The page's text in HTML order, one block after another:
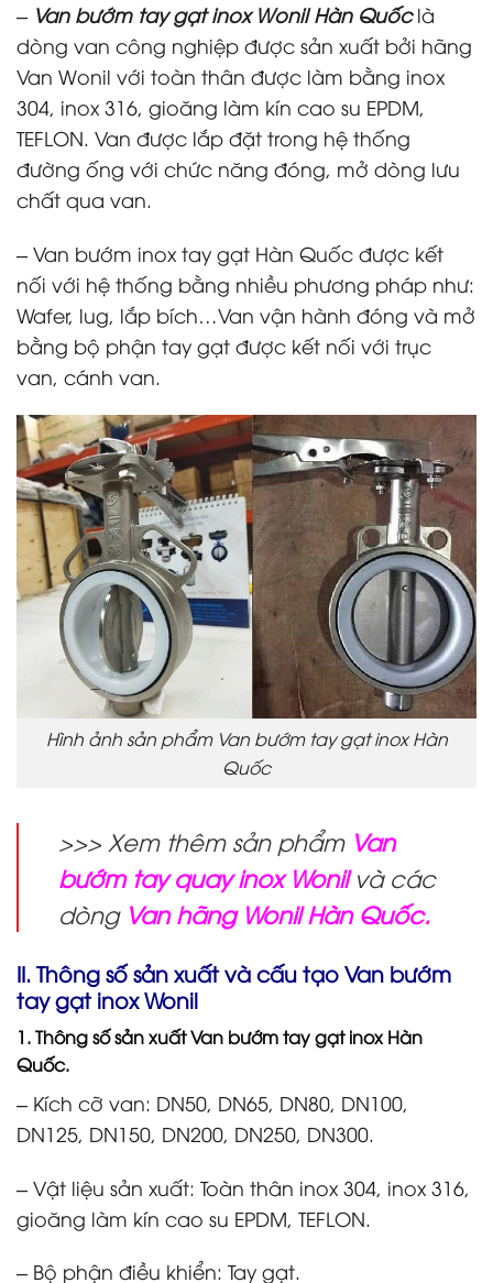
– Van bướm tay gạt inox Wonil Hàn Quốclà
dòng van công nghiệp được sản xuất bởi hãng
Van Wonil với toàn thân được làm bằng inox
304, inox 316, gioăng làm kín cao su EPDM,
TEFLON. Van được lắp đặt trong hệ thống
đường ống với chức năng đóng, mở dòng lưu
chất qua van.
– Van bướm inox tay gạt Hàn Quốc được kết
nối với hệ thống bằng nhiều phương pháp như:
Wafer, lug, lắp bích…Van vận hành đóng và mở
bằng bộ phận tay gạt được kết nối với trục
van, cánh van.
Hình ảnh sản phẩm Van bướm tay gạt inox Hàn
Quốc
>>> Xem thêm sản phẩm Van
bướm tay quay inox Wonil và các
dòng Van hãng Wonil Hàn Quốc.
II. Thông số sản xuất và cấu tạo Van bướm
tay gạt inox Wonil
1. Thông số sản xuất Van bướm tay gạt inox Hàn
Quốc.
– Kích cỡ van: DN50, DN65, DN80, DN100,
DN125, DN150, DN200, DN250, DN300.
– Vật liệu sản xuất: Toàn thân inox 304, inox 316,
gioăng làm kín cao su EPDM, TEFLON.
– Bộ phận điều khiển: Tay gạt.